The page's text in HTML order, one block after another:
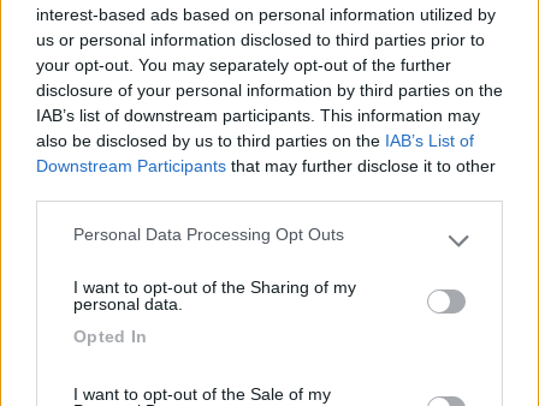
interest-based ads based on personal information utilized by
us or personal information disclosed to third parties prior to
your opt-out. You may separately opt-out of the further
disclosure of your personal information by third parties on the
IAB’s list of downstream participants. This information may
also be disclosed by us to third parties on the IAB’s List of
Downstream Participants that may further disclose it to other
Please note that this website/app uses one or more Google
not limited to your visit or usage behaviour. You may click to
use your data for below specified purposes in below Google
Personal Data Processing Opt Outs
I want to opt-out of the Sharing of my
personal data.
Opted In
I want to opt-out of the Sale of my
Accessibilità Accoglienza
Alessionz 04/05/2024 19:19
Ottimo campeggio gestito da un simpatico
signore. Bagni super puliti, un gettone per la
doccia a testa incluso nel prezzo, gli ulteriori
comune con frigo, cucina e BBQ. Lavatrici e
asciugatrici nuovissime. Una notte 4 persone
corrente inclusa circa 40 euro. Immerso nella